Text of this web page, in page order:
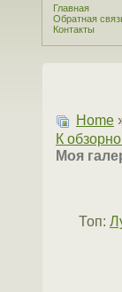
Главная
Обратная
Контакты
Home
К
Моя
Топ: